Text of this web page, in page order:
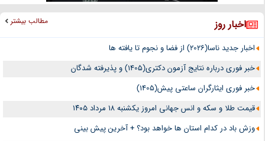
اخبار روز مطالب بیشتر
اخبار جدید ناسا(2026) از فضا و نجوم تا یافته ها
خبر فوری درباره نتایج آزمون دکتری(1405) و پذیرفته شدگان
خبر فوری ایثارگران ساعتی پیش(1405)
قیمت طلا و سکه و انس جهانی امروز یکشنبه ۱۸ مرداد ۱۴۰۵
وزش باد در کدام استان ها خواهد بود؟ + آخرین پیش بینی